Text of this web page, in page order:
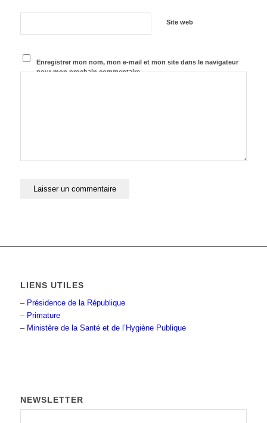
Site web
Enregistrer mon nom, mon e-mail et mon site dans le navigateur
pour mon prochain commentaire.
LIENS UTILES
– Présidence de la République
– Primature
– Ministère de la Santé et de l’Hygiène Publique
NEWSLETTER